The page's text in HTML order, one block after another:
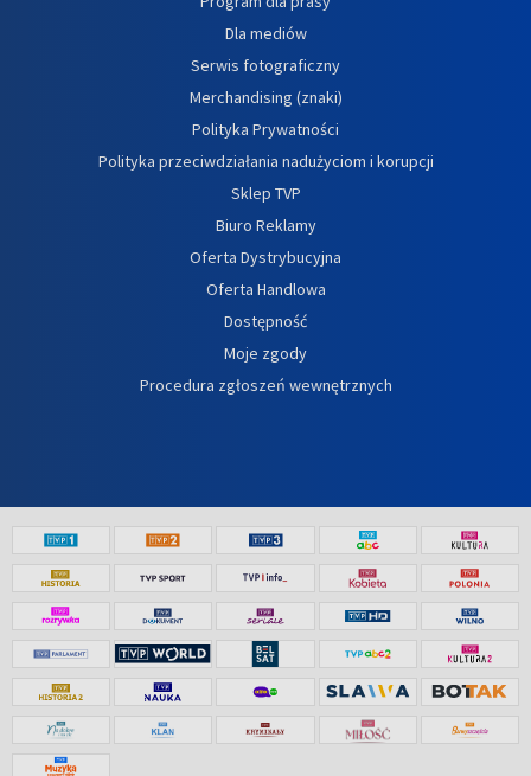
Dla mediów
Serwis fotograficzny
Merchandising (znaki)
Polityka Prywatności
Polityka przeciwdziałania nadużyciom i korupcji
Sklep TVP
Biuro Reklamy
Oferta Dystrybucyjna
Oferta Handlowa
Dostępność
Moje zgody
Procedura zgłoszeń wewnętrznych